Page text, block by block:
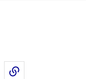
Twitter)
sur LinkedIn
Partager par email